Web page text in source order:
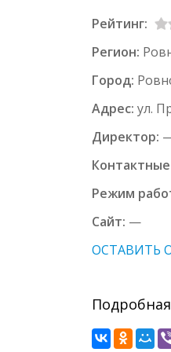
Рейтинг:
Регион:
Город:
Адрес: ул.
Директор:
Режим
Сайт: —
ОСТАВИТЬ